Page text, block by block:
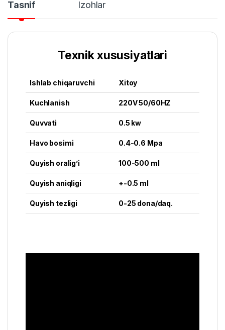
Tasnif Izohlar
Texnik xususiyatlari
Ishlab chiqaruvchi Xitoy
Kuchlanish 220V 50/60HZ
Quvvati 0.5 kw
Havo bosimi 0.4-0.6 Mpa
Quyish oralig’i 100-500 ml
Quyish aniqligi +-0.5 ml
Quyish tezligi 0-25 dona/daq.